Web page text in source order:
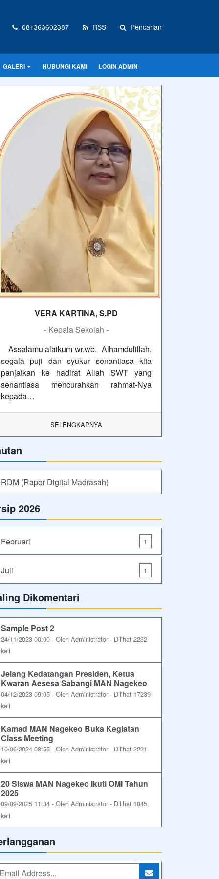
081363602387 RSS Pencarian
GALERI HUBUNGI KAMI LOGIN ADMIN
VERA KARTINA, S.PD
- Kepala Sekolah -
Assalamu’alaikum wr.wb. Alhamdulillah,
segala puji dan syukur senantiasa kita
panjatkan ke hadirat Allah SWT yang
senantiasa mencurahkan rahmat-Nya
kepada…
SELENGKAPNYA
RDM (Rapor Digital Madrasah)
2026
Februari 1
Juli 1
Dikomentari
Sample Post 2
24/11/2023 00:00 - Oleh Administrator - Dilihat 2232
kali
Jelang Kedatangan Presiden, Ketua
Kwaran Aesesa Sabangi MAN Nagekeo
04/12/2023 09:05 - Oleh Administrator - Dilihat 17239
kali
Kamad MAN Nagekeo Buka Kegiatan
Class Meeting
10/06/2024 08:55 - Oleh Administrator - Dilihat 2221
kali
20 Siswa MAN Nagekeo Ikuti OMI Tahun
2025
09/09/2025 11:34 - Oleh Administrator - Dilihat 1845
kali